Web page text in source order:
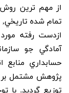
از مهم ترين
تمام شده
ازدست رفته
آمادگي جو
حسابداري منابع
پژوهش مشتمل بر
توزيع گرديد. با